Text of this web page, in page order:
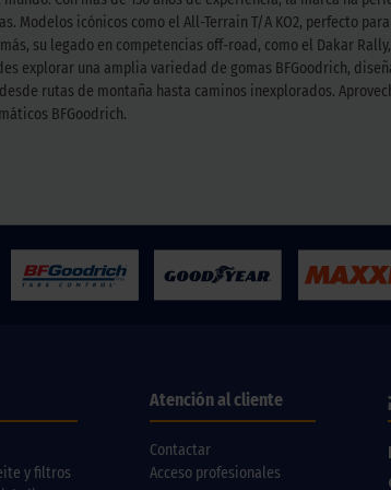
icónicos como el All-Terrain T/A KO2, perfecto
su legado en competencias off-road, como el Dakar
explorar una amplia variedad de gomas BFGoodrich,
rutas de montaña hasta caminos inexplorados.
BFGoodrich.
y filtros
Atención al cliente
Contactar
Acceso profesionales